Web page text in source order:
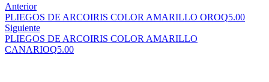
Anterior
PLIEGOS DE ARCOIRIS COLOR AMARILLO OROQ5.00
Siguiente
PLIEGOS DE ARCOIRIS COLOR AMARILLO
CANARIOQ5.00